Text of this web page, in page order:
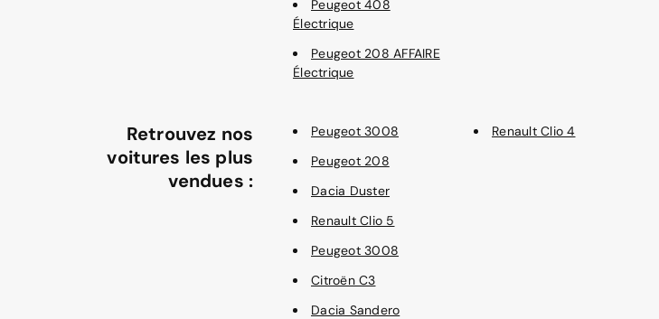
Peugeot 408
Électrique
Peugeot 208 AFFAIRE
Électrique
Retrouvez nos
voitures les plus
vendues :
Peugeot 3008
Peugeot 208
Dacia Duster
Renault Clio 5
Peugeot 3008
Citroën C3
Dacia Sandero
Renault Clio 4